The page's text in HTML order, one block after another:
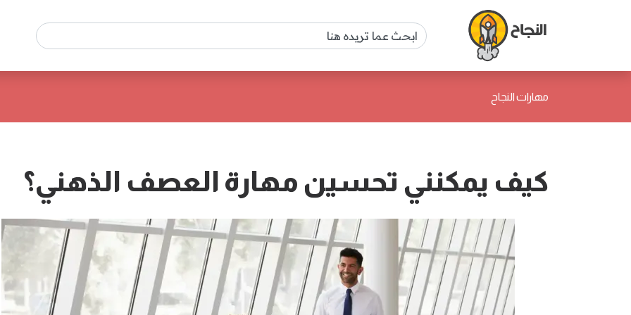
مهارات النجاح
كيف يمكنني تحسين مهارة العصف الذهني؟